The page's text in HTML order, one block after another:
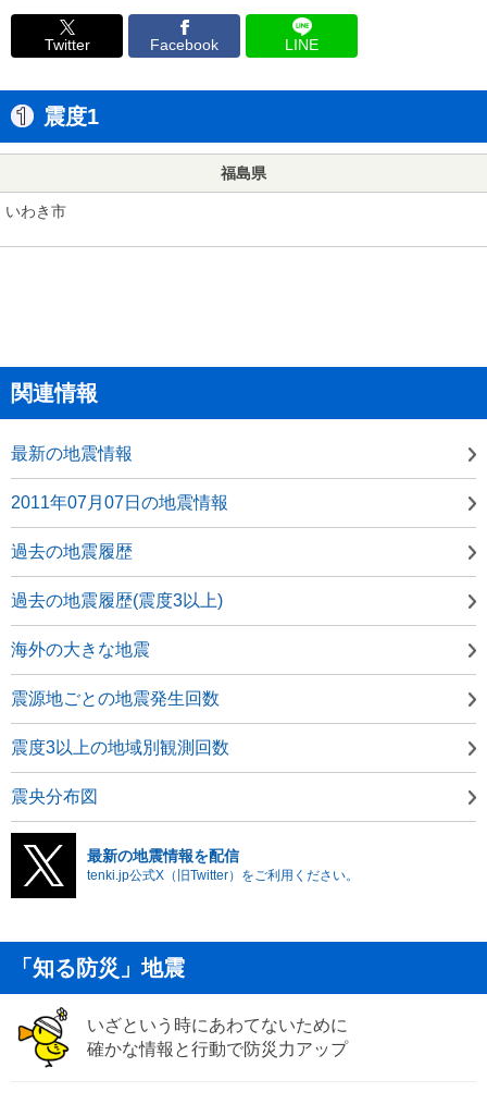
Twitter Facebook LINE
震度1
福島県
いわき市
関連情報
最新の地震情報
2011年07月07日の地震情報
過去の地震履歴
過去の地震履歴(震度3以上)
海外の大きな地震
震源地ごとの地震発生回数
震度3以上の地域別観測回数
震央分布図
最新の地震情報を配信
tenki.jp公式X（旧Twitter）をご利用ください。
「知る防災」地震
いざという時にあわてないために
確かな情報と行動で防災力アップ